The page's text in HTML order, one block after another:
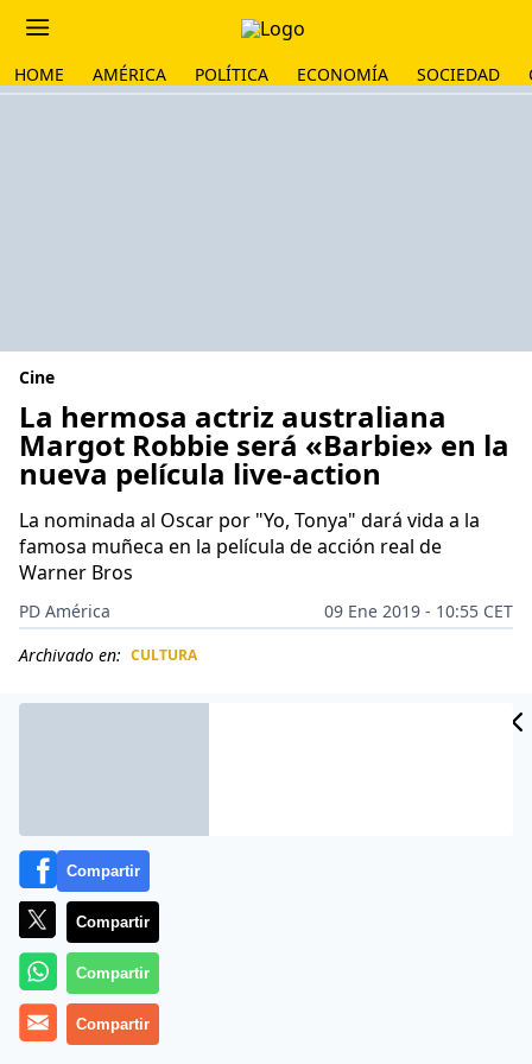
HOME AMÉRICA POLÍTICA ECONOMÍA SOCIEDAD
Cine
La hermosa actriz australiana
Margot Robbie será «Barbie» en la
nueva película live-action
La nominada al Oscar por "Yo, Tonya" dará vida a la
famosa muñeca en la película de acción real de
Warner Bros
PD América
09 Ene 2019 - 10:55 CET
Archivado en: CULTURA
Más información
Compartir
Compartir
Compartir
Compartir